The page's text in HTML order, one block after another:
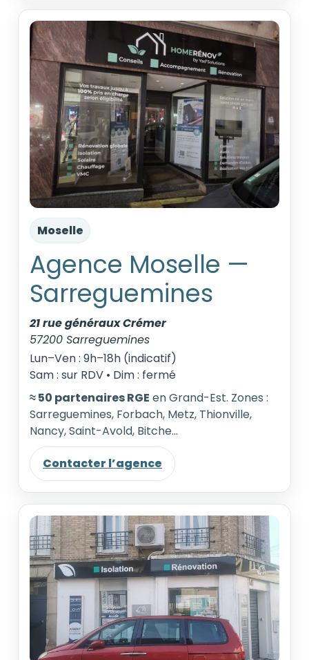
Moselle
Agence Moselle —
Sarreguemines
21 rue généraux Crémer
57200 Sarreguemines
Lun–Ven : 9h–18h (indicatif)
Sam : sur RDV • Dim : fermé
≈ 50 partenaires RGE en Grand-Est. Zones :
Sarreguemines, Forbach, Metz, Thionville,
Nancy, Saint-Avold, Bitche…
Contacter l’agence